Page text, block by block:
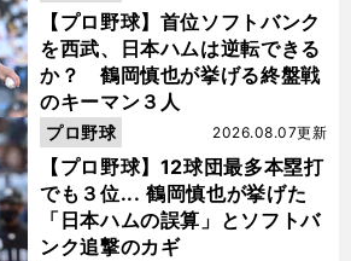
【プロ野球】首位ソフトバンク
を西武、日本ハムは逆転できる
か？ 鶴岡慎也が挙げる終盤戦
のキーマン３人
【プロ野球】12球団最多本塁打
でも３位... 鶴岡慎也が挙げた
「日本ハムの誤算」とソフトバ
ンク追撃のカギ
2026.08.07更新
プロ野球